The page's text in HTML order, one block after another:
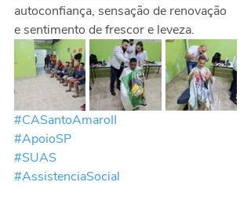
autoconfiança, sensação de renovação
e sentimento de frescor e leveza.
#CASantoAmaroII
#ApoioSP
#SUAS
#AssistenciaSocial